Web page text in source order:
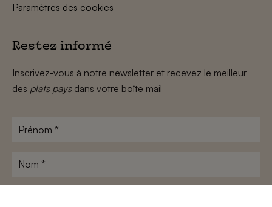
Paramètres des cookies
Restez informé
Inscrivez-vous à notre newsletter et recevez le meilleur
des plats paysdans votre boîte mail
Prénom
Nom